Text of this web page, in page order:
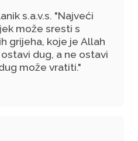
s.a.v.s. "Najveći
može sresti s
grijeha, koje je Allah
dug, a ne ostavi
može vratiti."